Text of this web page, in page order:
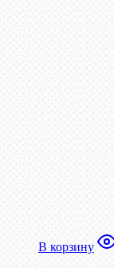
В корзину